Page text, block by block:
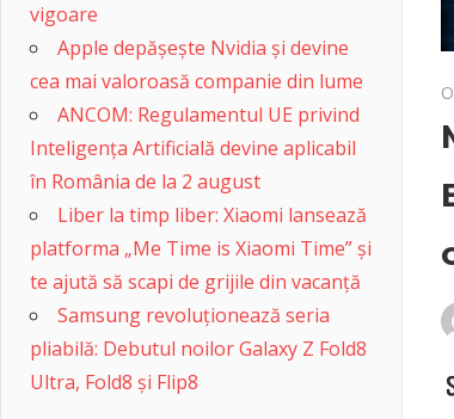
vigoare
Apple depășește Nvidia și devine
cea mai valoroasă companie din lume
ANCOM: Regulamentul UE privind
Inteligența Artificială devine aplicabil
în România de la 2 august
Liber la timp liber: Xiaomi lansează
platforma „Me Time is Xiaomi Time” și
te ajută să scapi de grijile din vacanță
Samsung revoluționează seria
pliabilă: Debutul noilor Galaxy Z Fold8
Ultra, Fold8 și Flip8